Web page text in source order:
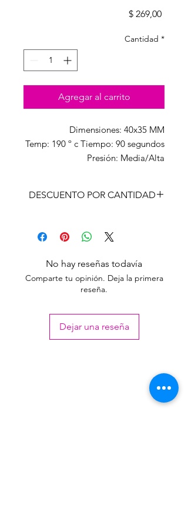
$ 269,00Precio
Cantidad *
Agregar al carrito
Dimensiones: 40x35 MM
Temp: 190 º c Tiempo: 90 segundos
Presión: Media/Alta
DESCUENTO POR CANTIDAD
LISTA
Unidad 269,00
+ de
255,00
No hay reseñas todavía
Comparte tu opinión. Deja la primera
reseña.
Dejar una reseña